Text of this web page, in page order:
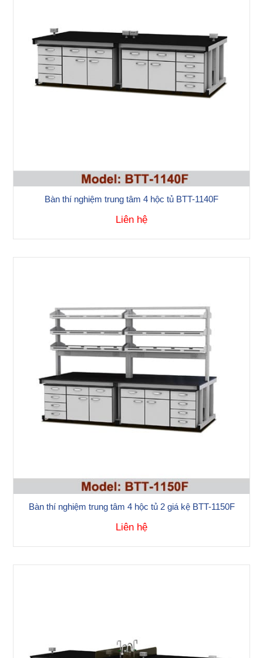
Bàn thí nghiệm trung tâm 4 hộc tủ BTT-1140F
Liên hệ
Bàn thí nghiệm trung tâm 4 hộc tủ 2 giá kệ BTT-1150F
Liên hệ